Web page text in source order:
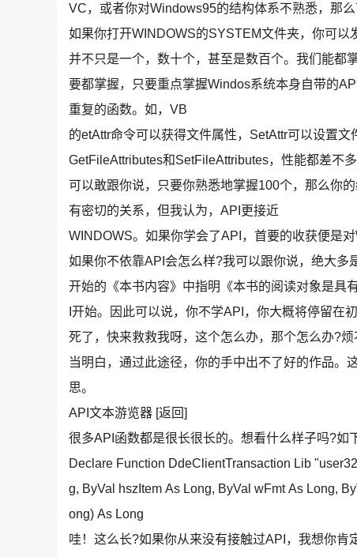
VC，或者你对Windows95的结构体系不熟悉，那
如果你打开WINDOWS的SYSTEM文件夹，你可
并不只是一个，数十个，甚至是数百个。我们能
要都掌握，只要重点掌握Windos系统本身自带的
重复的函数。如，VB
的etAttr命令可以获得文件属性，SetAttr可以设置
GetFileAttributes和SetFileAttributes，性能都差不
可以敢跟你说，只要你熟悉地掌握100个，那么你
有密切的关系，但我认为，API更接近
WINDOWS。如果你学会了API，首要的收获便是
如果你不依靠API会怎么样?我可以跟你说，绝大
开始的《本书内容》中指明《本书的阅读对象是具
I开始。因此可以说，你不学API，你大概将停留
死了，快来救救我呀，这个怎么办，那个怎么办?
当明白，通过此途径，你的手中出不了好的作品。
思。
API文本游览器 [返回]
很多API函数都是很长很长的。想看什么样子吗?
Declare Function DdeClientTransaction Lib
g, ByVal hszItem As Long, ByVal wFmt As Long,
ong) As Long
哇！这么长?如果你从来没有接触过API，我想你